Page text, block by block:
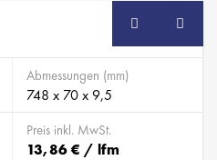
SB
Abmessungen (mm)
748 x 70 x 9,5
Preis inkl. MwSt.
13,86 € / lfm